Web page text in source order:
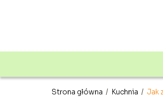
Strona główna / Kuchnia / Jak